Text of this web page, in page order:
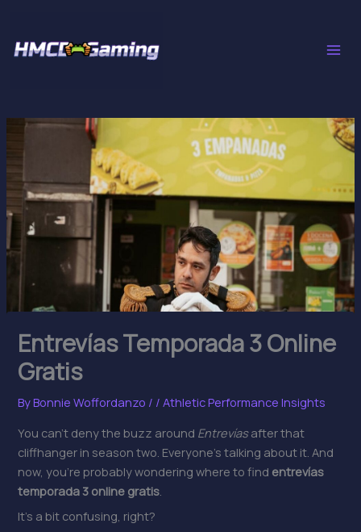
content
Entrevías Temporada 3 Online
Gratis
ByBonnie Woffordanzo / /Athletic Performance Insights
You can’t deny the buzz around Entrevíasafter that
cliffhanger in season two. Everyone’s talking about it. And
now, you’re probably wondering where to find entrevías
temporada 3 online gratis
It’s a bit confusing, right?